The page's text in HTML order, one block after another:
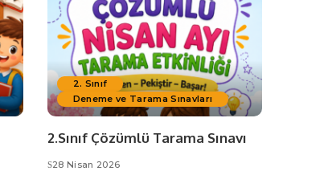
2. Sınıf
Deneme ve Tarama Sınavları
2.Sınıf Çözümlü Tarama Sınavı
28 Nisan 2026